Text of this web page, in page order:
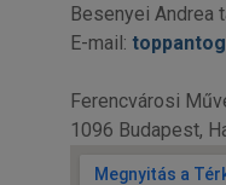
Besenyei Andrea
E-mail:
Ferencvárosi
1096 Budapest,